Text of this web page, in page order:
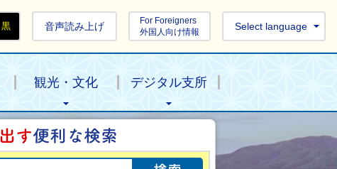
黒 音声読み上げ
For Foreigners
外国人向け情報
Select language
観光・文化 デジタル支所
目的の情報を探